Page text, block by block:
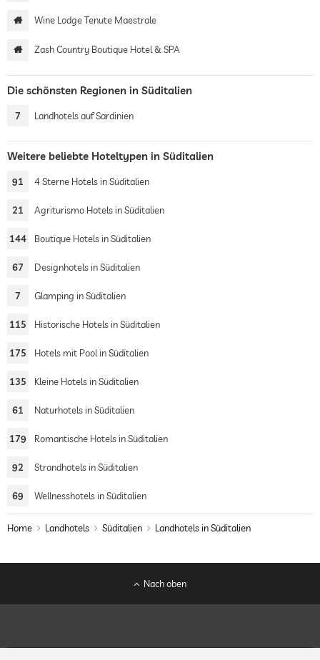
Wine Lodge Tenute Maestrale
Zash Country Boutique Hotel & SPA
Die schönsten Regionen in Süditalien
7 Landhotels auf Sardinien
Weitere beliebte Hoteltypen in Süditalien
91 4 Sterne Hotels in Süditalien
21 Agriturismo Hotels in Süditalien
144 Boutique Hotels in Süditalien
67 Designhotels in Süditalien
7 Glamping in Süditalien
115 Historische Hotels in Süditalien
175 Hotels mit Pool in Süditalien
135 Kleine Hotels in Süditalien
61 Naturhotels in Süditalien
179 Romantische Hotels in Süditalien
92 Strandhotels in Süditalien
69 Wellnesshotels in Süditalien
Home Landhotels Süditalien Landhotels in Süditalien
Nach oben